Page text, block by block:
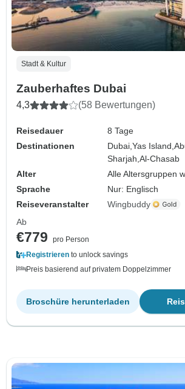
Stadt & Kultur
Zauberhaftes Dubai
4,3 (58 Bewertungen)
Reisedauer
8 Tage
Destinationen
Dubai,Yas Island,
Sharjah,Al-Chasab
Alter
Alle Altersgruppen
Sprache
Nur: Englisch
Reiseveranstalter
Wingbuddy
Ab
€779
pro Person
Registrieren to unlock savings
Preis basierend auf privatem Doppelzimmer
Broschüre herunterladen